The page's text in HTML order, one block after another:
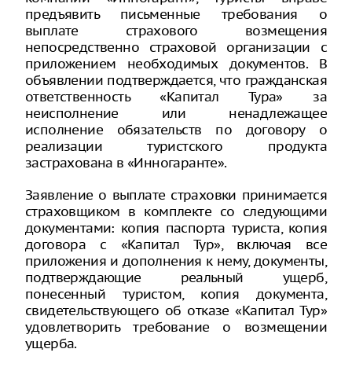
предъявить письменные требования о
выплате страхового возмещения
непосредственно страховой организации с
приложением необходимых документов. В
объявлении подтверждается, что гражданская
ответственность «Капитал Тура» за
неисполнение или ненадлежащее
исполнение обязательств по договору о
реализации туристского продукта
застрахована в «Инногаранте».
Заявление о выплате страховки принимается
страховщиком в комплекте со следующими
документами: копия паспорта туриста, копия
договора с «Капитал Тур», включая все
приложения и дополнения к нему, документы,
подтверждающие реальный ущерб,
понесенный туристом, копия документа,
свидетельствующего об отказе «Капитал Тур»
удовлетворить требование о возмещении
ущерба.